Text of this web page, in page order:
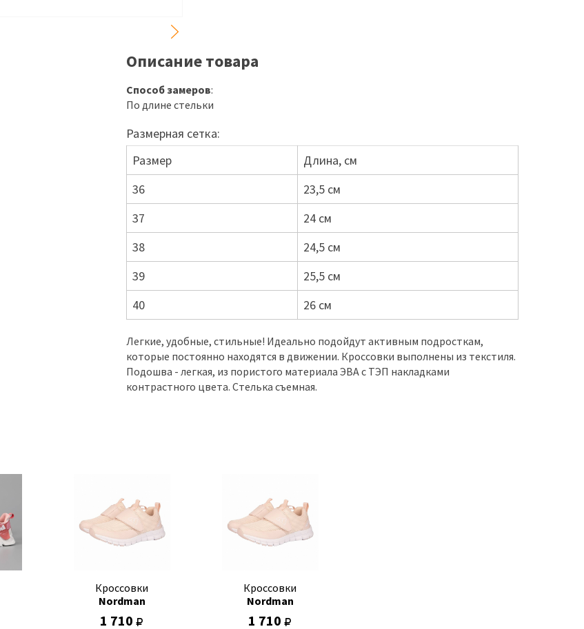
Описание товара
Способ замеров:
По длине стельки
Размерная сетка:
Размер
Длина, см
36
23,5 см
37
24 см
38
24,5 см
39
25,5 см
40
26 см
Легкие, удобные, стильные! Идеально подойдут активным подросткам,
которые постоянно находятся в движении. Кроссовки выполнены из текстиля.
Подошва - легкая, из пористого материала ЭВА с ТЭП накладками
контрастного цвета. Стелька съемная.
Кроссовки
Nordman
1 710
Кроссовки
Nordman
1 710